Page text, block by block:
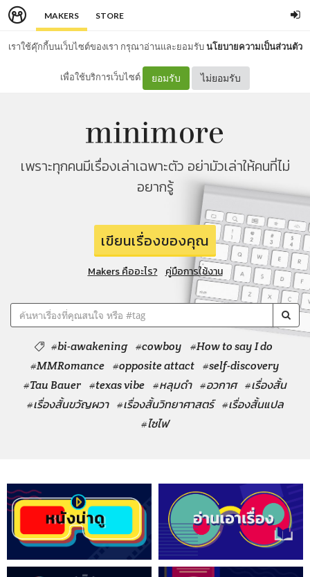
MAKERS STORE
เราใช้คุ๊กกี้บนเว็บไซต์ของเรา กรุณาอ่านและยอมรับนโยบายความเป็นส่วนตัว
เพื่อใช้บริการเว็บไซต์ ยอมรับ ไม่ยอมรับ
เพราะทุกคนมีเรื่องเล่าเฉพาะตัว อย่ามัวเล่าให้คนที่ไม่
อยากรู้
เขียนเรื่องของคุณ
Makers คืออะไร? คู่มือการใช้งาน
#bi-awakening #cowboy
#How to say I do
#MMRomance #opposite attact #self-discovery
#Tau Bauer #texas vibe #หลุมดำ #อวกาศ #เรื่องสั้น
#เรื่องสั้นขวัญผวา #เรื่องสั้นวิทยาศาสตร์ #เรื่องสั้นแปล
#ไซไฟ